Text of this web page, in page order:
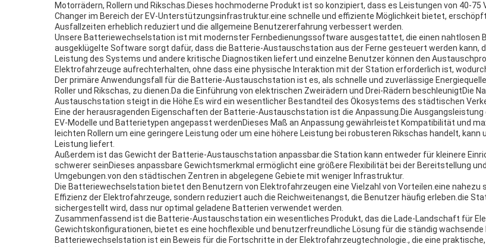
Motorrädern, Rollern und Rikschas.Dieses hochmoderne Produkt ist so konzipiert, dass es Leistungen von 40-
Changer im Bereich der EV-Unterstützungsinfrastruktur.eine schnelle und effiziente Möglichkeit bietet,
Ausfallzeiten erheblich reduziert und die allgemeine Benutzererfahrung verbessert werden.
Unsere Batteriewechselstation ist mit modernster Fernbedienungssoftware ausgestattet, die einen nahtlosen
ausgeklügelte Software sorgt dafür, dass die Batterie-Austauschstation aus der Ferne gesteuert werden kann,
Leistung des Systems und andere kritische Diagnostiken liefert.und einzelne Benutzer können den
Elektrofahrzeuge aufrechterhalten, ohne dass eine physische Interaktion mit der Station erforderlich ist,
Der primäre Anwendungsfall für die Batterie-Austauschstation ist es, als schnelle und zuverlässige
Roller und Rikschas, zu dienen.Da die Einführung von elektrischen Zweirädern und Drei-Rädern beschleunigtDie
Austauschstation steigt in die Höhe.Es wird ein wesentlicher Bestandteil des Ökosystems des städtischen
Eine der herausragenden Eigenschaften der Batterie-Austauschstation ist die Anpassung.Die
EV-Modelle und Batterietypen angepasst werdenDieses Maß an Anpassung gewährleistet Kompatibilität und
leichten Rollern um eine geringere Leistung oder um eine höhere Leistung bei robusteren Rikschas handelt,
Leistung liefert.
Außerdem ist das Gewicht der Batterie-Austauschstation anpassbar.die Station kann entweder für kleinere
schwerer seinDieses anpassbare Gewichtsmerkmal ermöglicht eine größere Flexibilität bei der Bereitstellung
Umgebungen.von den städtischen Zentren in abgelegene Gebiete mit weniger Infrastruktur.
Die Batteriewechselstation bietet den Benutzern von Elektrofahrzeugen eine Vielzahl von Vorteilen.eine
Effizienz der Elektrofahrzeuge, sondern reduziert auch die Reichweitenangst, die Benutzer häufig erleben.die
sichergestellt wird, dass nur optimal geladene Batterien verwendet werden.
Zusammenfassend ist die Batterie-Austauschstation ein wesentliches Produkt, das die Lade-Landschaft für
Gewichtskonfigurationen, bietet es eine hochflexible und benutzerfreundliche Lösung für die ständig wachsende
Batteriewechselstation ist ein Beweis für die Fortschritte in der Elektrofahrzeugtechnologie., die eine